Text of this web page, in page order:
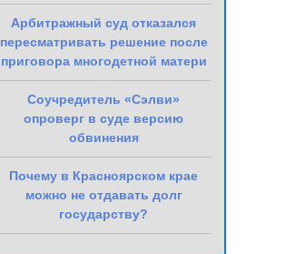
Арбитражный суд отказался
пересматривать решение после
приговора многодетной матери
Соучредитель «Сэлви»
опроверг в суде версию
обвинения
Почему в Красноярском крае
можно не отдавать долг
государству?